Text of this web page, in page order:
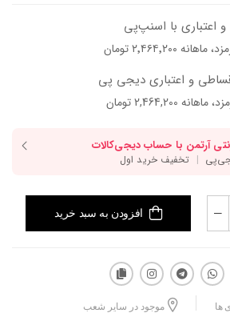
روزمره خوب ست میشه، هم برای سفر،
می‌خوای مرتب باشی انتخاب مناسبیه.
با اسنپ‌پی
و اعتباری دیجی پی
افزودن به سبد خرید
ها موجود در سایر شعب